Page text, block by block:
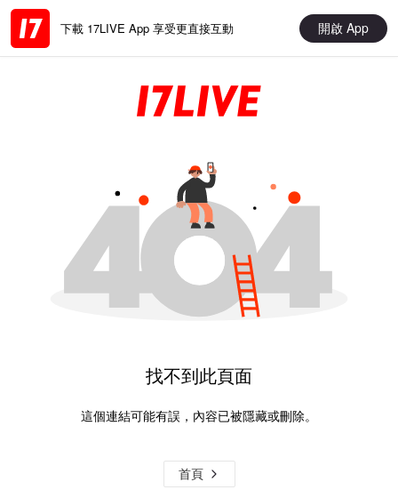
下載 17LIVE App 享受更直接互動 開啟 App
找不到此頁面
這個連結可能有誤，內容已被隱藏或刪除。
首頁